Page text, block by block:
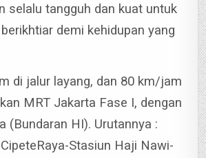
selalu tangguh dan kuat untuk
demi kehidupan yang
di jalur layang, dan 80 km/jam
MRT Jakarta Fase I, dengan
(Bundaran HI). Urutannya :
Stasiun Haji Nawi-